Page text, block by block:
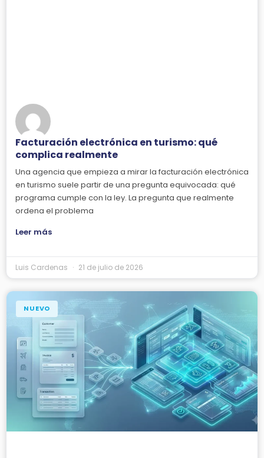
Facturación electrónica en turismo: qué
complica realmente
Una agencia que empieza a mirar la facturación electrónica
en turismo suele partir de una pregunta equivocada: qué
programa cumple con la ley. La pregunta que realmente
ordena el problema
Leer más
Luis Cardenas 21 de julio de 2026
NUEVO